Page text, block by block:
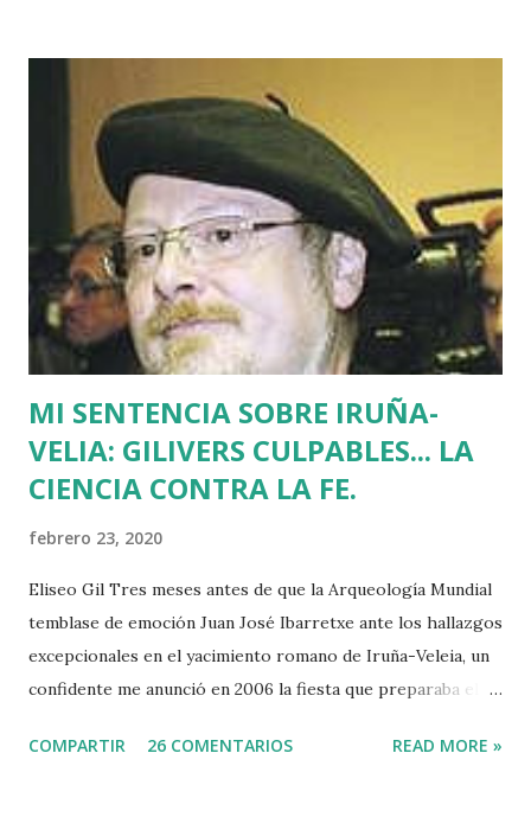
Batasuna, Rufi Etxeberria, que hasta el año pasado fue
dirigente de Sortu. Tras aquel vil secuestro, las calles de
Euskadi dejaron de ser dominadas por ETA y su entorno
político. Nadie recuerda en Bilbao una manifestación mayor
que la que había pedido la liberación de Miguel Angel
Blanco horas antes de su asesinato: concentró a más de
medio millón de personas. Fuimos muchos los que
descubrimos que l...
MI SENTENCIA SOBRE IRUÑA-
VELIA: GILIVERS CULPABLES... LA
CIENCIA CONTRA LA FE.
febrero 23, 2020
Eliseo Gil Tres meses antes de que la Arqueología Mundial
temblase de emoción Juan José Ibarretxe ante los hallazgos
excepcionales en el yacimiento romano de Iruña-Veleia, un
confidente me anunció en 2006 la fiesta que preparaba el
primer calvario de la Cristiandad (con un sonrojante RIP en
COMPARTIR 26 COMENTARIOS READ MORE »